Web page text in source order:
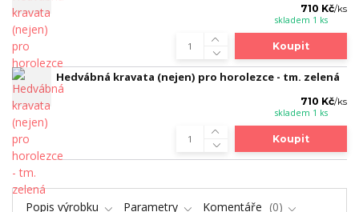
710 Kč/ks
skladem 1 ks
Koupit
Hedvábná kravata (nejen) pro horolezce - tm. zelená
710 Kč/ks
skladem 1 ks
Koupit
Popis výrobku Parametry Komentáře 0